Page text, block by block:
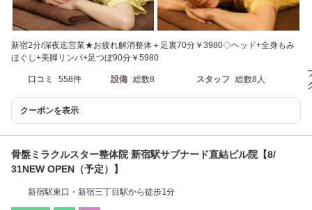
新宿2分/深夜迄営業★お疲れ解消整体＋足裏70分￥3980◇ヘッド+全身もみ
ほぐし+美脚リンパ+足つぼ90分￥5980
口コミ 558件 設備 総数8 スタッフ 総数8人
クーポンを表示
骨盤ミラクルスター整体院 新宿駅サブナード直結ビル院【8/
31NEW OPEN（予定）】
新宿駅東口・新宿三丁目駅から徒歩1分